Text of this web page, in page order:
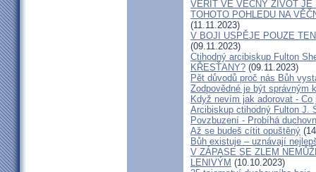
VĚŘIT VE VĚČNÝ ŽIVOT JE
TOHOTO POHLEDU NA
(11.11.2023)
V BOJI USPĚJE POUZE
(09.11.2023)
Ctihodný arcibiskup Fulton
KŘESŤANY? (09.11.2023)
Pět důvodů proč nás Bůh
Zodpovědné je být správným
Když nevím jak adorovat -
Arcibiskup ctihodný Fulton J.
Povzbuzení - Probíhá
Až se budeš cítit opuštěný
Bůh existuje – uznávají
V ZÁPASE SE ZLEM
LENIVÝM (10.10.2023)